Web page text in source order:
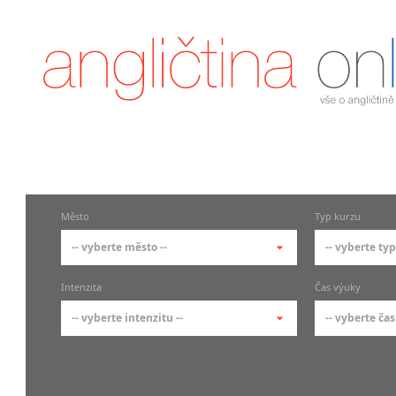
Město
-- vyberte město --
-- vyberte město --
pražské městské části
Typ kurzu
-- vyberte
-- vyberte
Intenzita
-- vyberte intenzitu --
Čas výuky
-- vyberte